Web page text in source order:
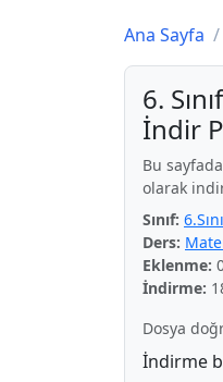
Ana Sayfa
6.
İndir
Bu
olarak
Sınıf:
Ders:
Eklenme:
İndirme:
Dosya
İndirme